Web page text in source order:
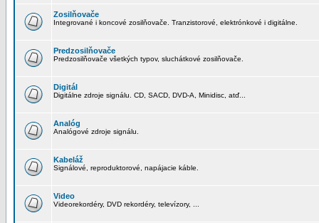
Zosilňovače
Integrované i koncové zosilňovače. Tranzistorové, elektrónkové i digitálne.
Predzosilňovače
Predzosilňovače všetkých typov, sluchátkové zosilňovače.
Digitál
Digitálne zdroje signálu. CD, SACD, DVD-A, Minidisc, atď...
Analóg
Analógové zdroje signálu.
Kabeláž
Signálové, reproduktorové, napájacie káble.
Video
Videorekordéry, DVD rekordéry, televízory, ...